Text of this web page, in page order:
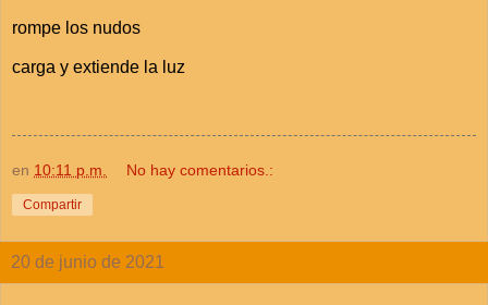
rompe los nudos
carga y extiende la luz
en 10:11 p.m. No hay comentarios.:
Compartir
20 de junio de 2021